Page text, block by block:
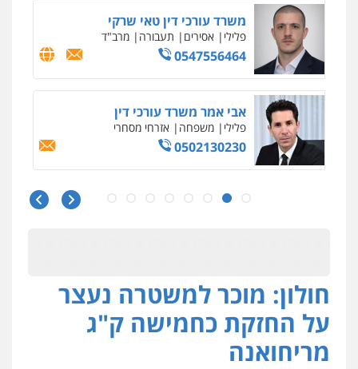
גיל דביר – משרד עורכי דין
פלילי פשיעה כלכלית צווארון לבן
0506217771
עו"ד אריה פטר
לשעבר סגן מנהל המחלקה הפלילית
בפרקליטות המדינה
0506217994
משרד עורכי דין פארס פלאח
עו"ד עידית שינו-אמיתי
פלילי עורכי דין לענייני אסירים פשיעה
חמורה מעצרים וחקירות
0507587013
חולון: מוכר למשטרה נעצר
על החזקת כחמישה ק"ג
מריחואנה